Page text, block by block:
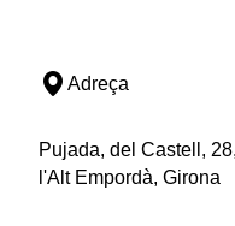
Adreça
Pujada, del Castell,
l'Alt Empordà, Girona